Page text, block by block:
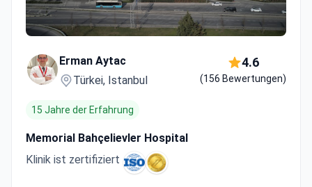
Erman Aytac
Türkei, Istanbul
4.6
(156 Bewertungen)
15 Jahre der Erfahrung
Memorial Bahçelievler Hospital
Klinik ist zertifiziert